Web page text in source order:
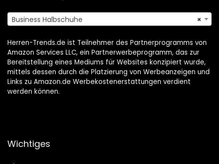
×
Business Halbschuhe
Herren-Trends.de ist Teilnehmer des Partnerprogramms von
Amazon Services LLC, ein Partnerwerbeprogramm, das zur
Bereitstellung eines Mediums für Websites konzipiert wurde,
mittels dessen durch die Platzierung von Werbeanzeigen und
Links zu Amazon.de Werbekostenerstattungen verdient
werden können.
Wichtiges